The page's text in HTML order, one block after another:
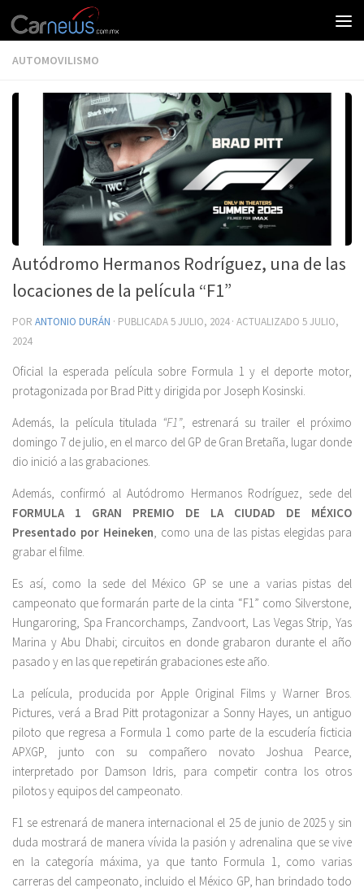
AUTOMOVILISMO
Autódromo Hermanos Rodríguez, una de las
locaciones de la película “F1”
POR ANTONIO DURÁN · PUBLICADA5 JULIO, 2024· ACTUALIZADO 5 JULIO,
2024
Oficial la esperada película sobre Formula 1 y el deporte motor,
protagonizada por Brad Pitt y dirigida por Joseph Kosinski.
Además, la película titulada “F1”, estrenará su trailer el próximo
domingo 7 de julio, en el marco del GP de Gran Bretaña, lugar donde
dio inició a las grabaciones.
Además, confirmó al Autódromo Hermanos Rodríguez, sede del
FORMULA 1 GRAN PREMIO DE LA CIUDAD DE MÉXICO
Presentado por Heineken, como una de las pistas elegidas para
grabar el filme.
Es así, como la sede del México GP se une a varias pistas del
campeonato que formarán parte de la cinta “F1” como Silverstone,
Hungaroring, Spa Francorchamps, Zandvoort, Las Vegas Strip, Yas
Marina y Abu Dhabi; circuitos en donde grabaron durante el año
pasado y en las que repetirán grabaciones este año.
La película, producida por Apple Original Films y Warner Bros.
Pictures, verá a Brad Pitt protagonizar a Sonny Hayes, un antiguo
piloto que regresa a Formula 1 como parte de la escudería ficticia
APXGP, junto con su compañero novato Joshua Pearce,
interpretado por Damson Idris, para competir contra los otros
pilotos y equipos del campeonato.
F1 se estrenará de manera internacional el 25 de junio de 2025 y sin
duda mostrará de manera vívida la pasión y adrenalina que se vive
en la categoría máxima, ya que tanto Formula 1, como varias
carreras del campeonato, incluido el México GP, han brindado todo